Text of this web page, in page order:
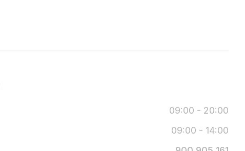
09:00 - 20:00
09:00 - 14:00